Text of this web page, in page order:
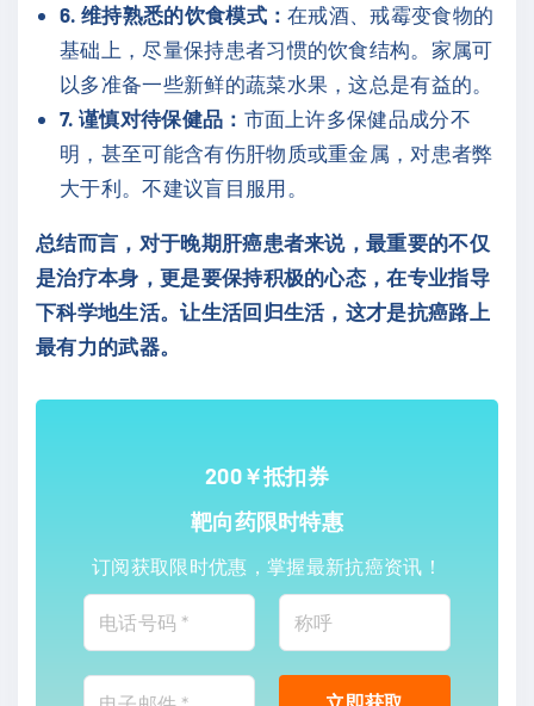
6. 维持熟悉的饮食模式：在戒酒、戒霉变食物的
基础上，尽量保持患者习惯的饮食结构。家属可
以多准备一些新鲜的蔬菜水果，这总是有益的。
7. 谨慎对待保健品： 市面上许多保健品成分不
明，甚至可能含有伤肝物质或重金属，对患者弊
大于利。不建议盲目服用。
总结而言，对于晚期肝癌患者来说，最重要的不仅
是治疗本身，更是要保持积极的心态，在专业指导
下科学地生活。让生活回归生活，这才是抗癌路上
最有力的武器。
200￥抵扣券
靶向药限时特惠
订阅获取限时优惠，掌握最新抗癌资讯！